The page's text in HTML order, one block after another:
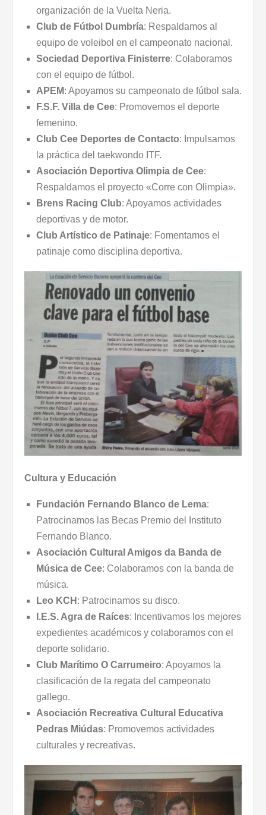
organización de la Vuelta Neria.
Club de Fútbol Dumbría: Respaldamos al
equipo de voleibol en el campeonato nacional.
Sociedad Deportiva Finisterre: Colaboramos
con el equipo de fútbol.
APEM: Apoyamos su campeonato de fútbol sala.
F.S.F. Villa de Cee: Promovemos el deporte
femenino.
Club Cee Deportes de Contacto: Impulsamos
la práctica del taekwondo ITF.
Asociación Deportiva Olimpia de Cee:
Respaldamos el proyecto «Corre con Olimpia».
Brens Racing Club: Apoyamos actividades
deportivas y de motor.
Club Artístico de Patinaje: Fomentamos el
patinaje como disciplina deportiva.
Cultura y Educación
Fundación Fernando Blanco de Lema:
Patrocinamos las Becas Premio del Instituto
Fernando Blanco.
Asociación Cultural Amigos da Banda de
Música de Cee: Colaboramos con la banda de
música.
Leo KCH : Patrocinamos su disco.
I.E.S. Agra de Raíces: Incentivamos los mejores
expedientes académicos y colaboramos con el
deporte solidario.
Club Marítimo O Carrumeiro: Apoyamos la
clasificación de la regata del campeonato
gallego.
Asociación Recreativa Cultural Educativa
Pedras Miúdas: Promovemos actividades
culturales y recreativas.